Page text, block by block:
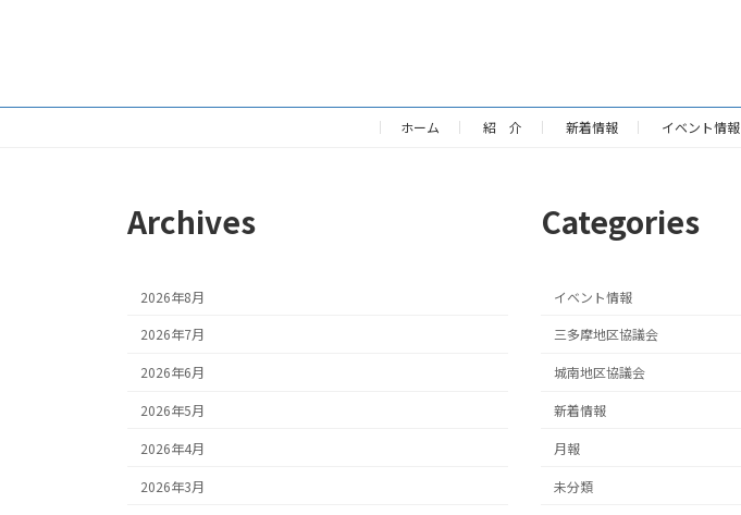
ホーム 紹 介 新着情報 イベント情報
Archives
2026年8月
2026年7月
2026年6月
2026年5月
2026年4月
2026年3月
Categories
イベント情報
三多摩地区協議会
城南地区協議会
新着情報
月報
未分類